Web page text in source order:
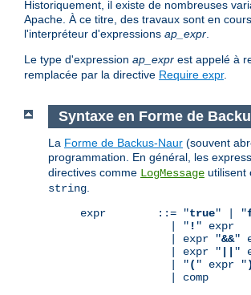
Historiquement, il existe de nombreuses
Apache. À ce titre, des travaux sont en
l'interpréteur d'expressions ap_expr.
Le type d'expression ap_expr est appelé à
remplacée par la directive Require expr.
Syntaxe en Forme de
La Forme de Backus-Naur (souvent
programmation. En général, les
directives comme LogMessage utilisent
string
expr        ::= "true" | "
              | "
! " expr
              | expr "
&&"
              | expr "
"
              | "
( " expr ")
              | comp